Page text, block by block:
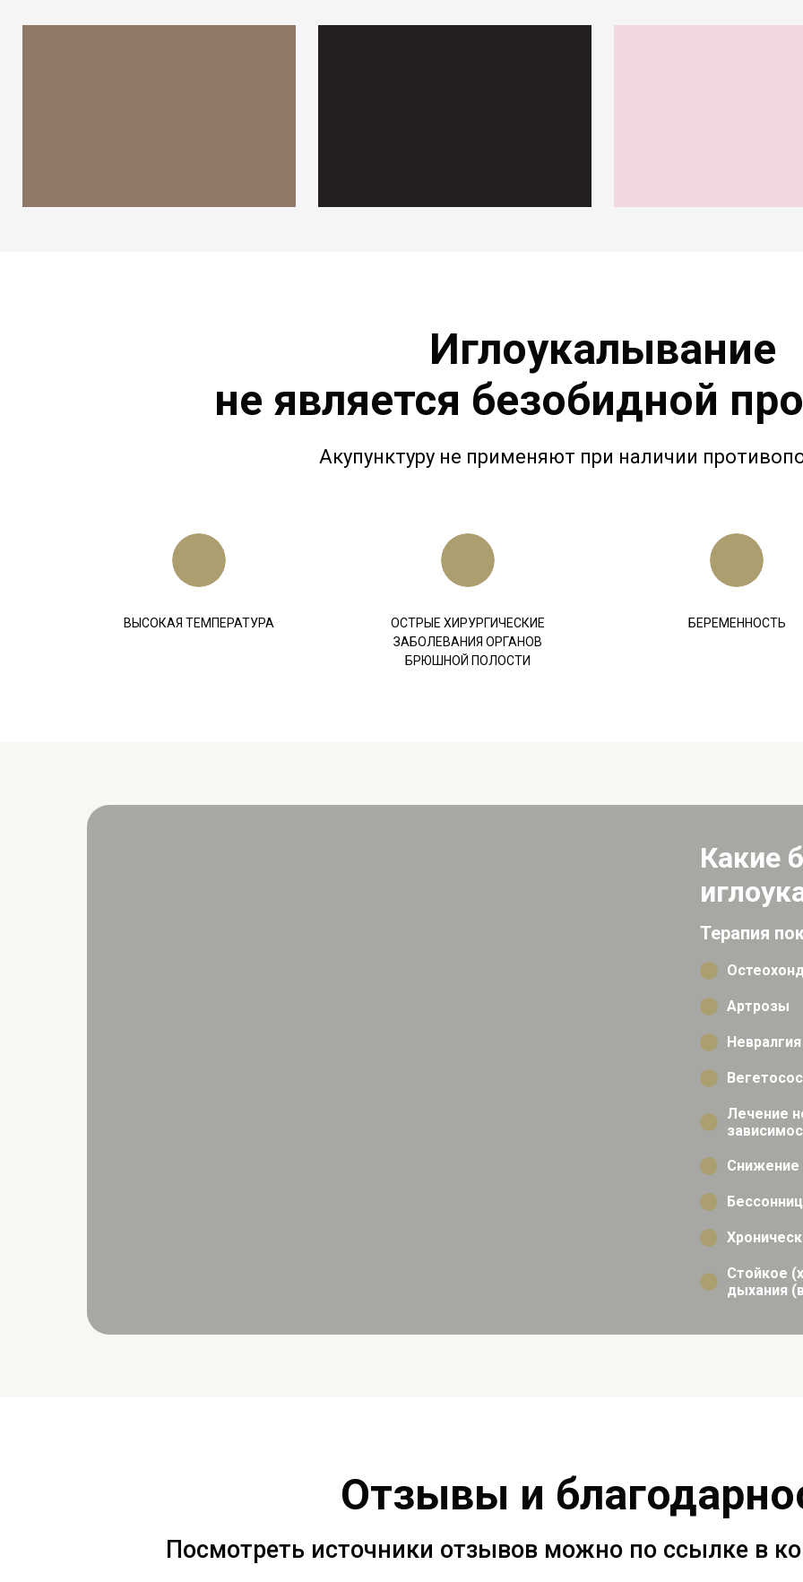
Иглоукалывание
не является безобидной
Акупунктуру не применяют при наличии
ВЫСОКАЯ ТЕМПЕРАТУРА
ОСТРЫЕ ХИРУРГИЧЕСКИЕ
ЗАБОЛЕВАНИЯ ОРГАНОВ
БРЮШНОЙ ПОЛОСТИ
БЕРЕМЕННОСТЬ
Какие
Терапия
Артрозы
Невралгия
Лечение
Снижение
Стойкое
дыхания
Отзывы и
Посмотреть источники отзывов можно по ссылке в